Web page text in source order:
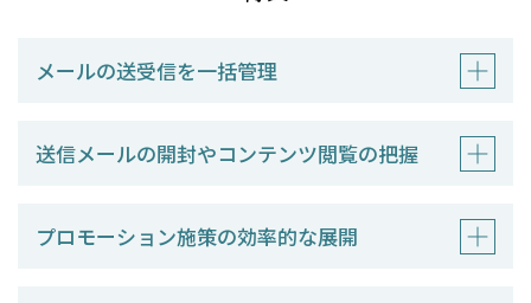
メールの送受信を一括管理
送信メールの開封やコンテンツ閲覧の把握
プロモーション施策の効率的な展開